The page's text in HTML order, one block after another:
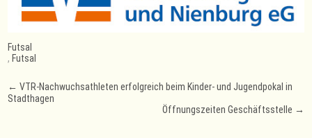
Futsal
, Futsal
Post
navigation
← VTR-Nachwuchsathleten erfolgreich beim Kinder- und Jugendpokal in
Stadthagen
Öffnungszeiten Geschäftsstelle →